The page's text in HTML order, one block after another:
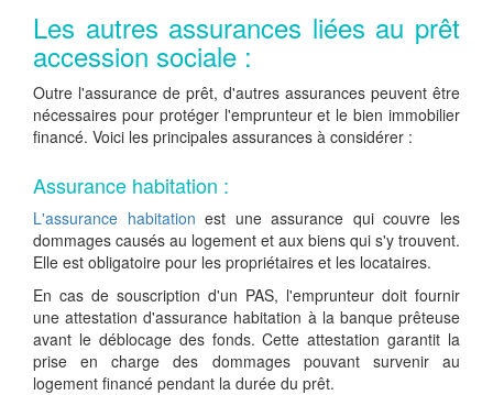
Les autres assurances liées au prêt
accession sociale :
Outre l'assurance de prêt, d'autres assurances peuvent être
nécessaires pour protéger l'emprunteur et le bien immobilier
financé. Voici les principales assurances à considérer :
Assurance habitation :
L'assurance habitation est une assurance qui couvre les
dommages causés au logement et aux biens qui s'y trouvent.
Elle est obligatoire pour les propriétaires et les locataires.
En cas de souscription d'un PAS, l'emprunteur doit fournir
une attestation d'assurance habitation à la banque prêteuse
avant le déblocage des fonds. Cette attestation garantit la
prise en charge des dommages pouvant survenir au
logement financé pendant la durée du prêt.